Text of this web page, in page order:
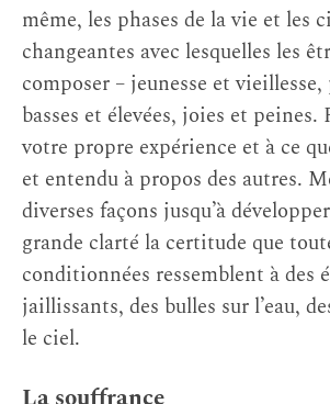
même, les phases de la vie et les
changeantes avec lesquelles les
composer – jeunesse et
basses et élevées, joies et peines.
votre propre expérience et à ce
et entendu à propos des autres.
diverses façons jusqu’à
grande clarté la certitude que
conditionnées ressemblent à des
jaillissants, des bulles sur l’eau,
le ciel.